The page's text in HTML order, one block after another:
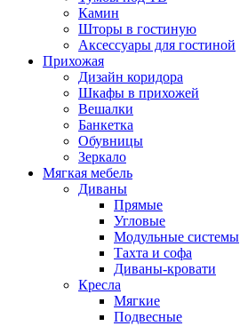
Камин
Шторы в гостиную
Аксессуары для гостиной
Прихожая
Дизайн коридора
Шкафы в прихожей
Вешалки
Банкетка
Обувницы
Зеркало
Мягкая мебель
Диваны
Прямые
Угловые
Модульные системы
Тахта и софа
Диваны-кровати
Кресла
Мягкие
Подвесные